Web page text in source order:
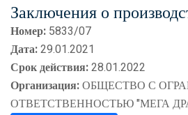
Заключения о
Номер: 5833/07
Дата:29.01.2021
Срок действия:28.01.2022
Организация:ОБЩЕСТВО С
ОТВЕТСТВЕННОСТЬЮ "МЕГА